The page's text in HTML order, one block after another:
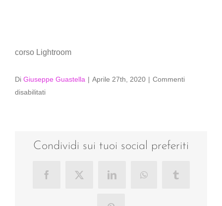
corso Lightroom
Di Giuseppe Guastella | Aprile 27th, 2020 | Commenti
disabilitatisu
Lightroom
Condividi sui tuoi social preferiti
FacebookX LinkedInWhatsAppTumblr